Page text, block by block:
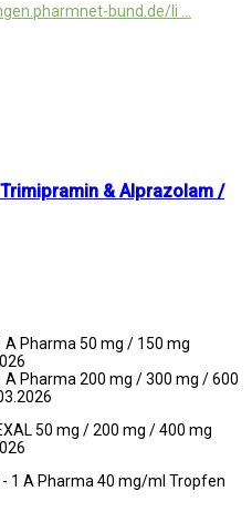
bund.de/li ...
& Alprazolam /
A Pharma 50 mg / 150 mg
A Pharma 200 mg / 300 mg / 600
50 mg / 200 mg / 400 mg
1 A Pharma 40 mg/ml Tropfen